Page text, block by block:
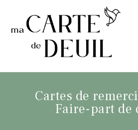
Cartes de
Faire-part de